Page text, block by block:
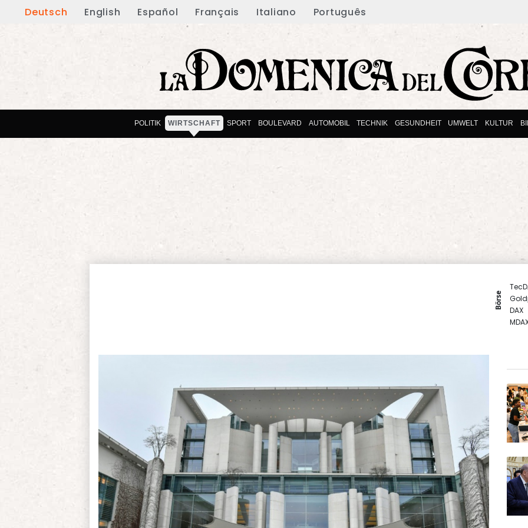
Deutsch English Español Français Italiano Português
POLITIK WIRTSCHAFT SPORT BOULEVARD AUTOMOBIL TECHNIK GESUNDHEIT UMWELT KULTUR
Börse
DAX